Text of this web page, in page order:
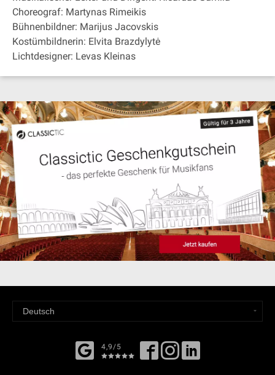
Choreograf: Martynas Rimeikis
Bühnenbildner: Marijus Jacovskis
Kostümbildnerin: Elvita Brazdylytė
Lichtdesigner: Levas Kleinas
4,9/5